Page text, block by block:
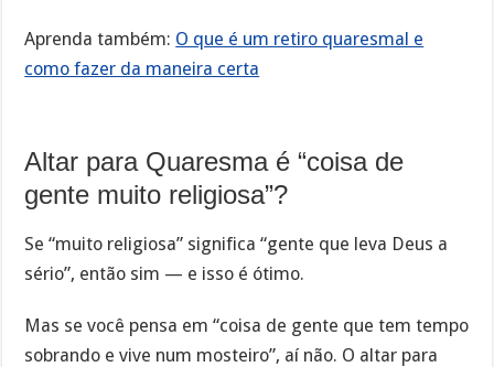
Aprenda também: O que é um retiro quaresmal e
como fazer da maneira certa
Altar para Quaresma é “coisa de
gente muito religiosa”?
Se “muito religiosa” significa “gente que leva Deus a
sério”, então sim — e isso é ótimo.
Mas se você pensa em “coisa de gente que tem tempo
sobrando e vive num mosteiro”, aí não. O altar para